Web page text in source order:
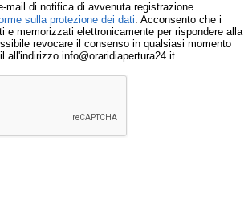
mail di notifica di avvenuta registrazione.
sulla protezione dei dati. Acconsento che i
e memorizzati elettronicamente per rispondere alla
revocare il consenso in qualsiasi momento
all'indirizzo info@oraridiapertura24.it